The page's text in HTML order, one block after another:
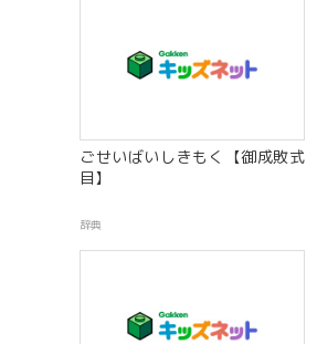
ごせいばいしきもく【御成敗式
目】
辞典